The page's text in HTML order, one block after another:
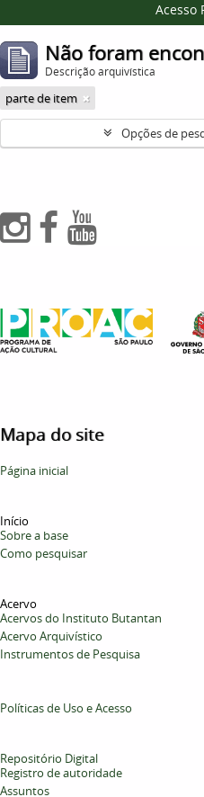
Acesso
Não foram
Descrição arquivística
parte de item
Opções de
Mapa do site
Página inicial
Início
Sobre a base
Como pesquisar
Acervo
Acervos do Instituto Butantan
Acervo Arquivístico
Instrumentos de Pesquisa
Políticas de Uso e Acesso
Repositório Digital
Registro de autoridade
Assuntos